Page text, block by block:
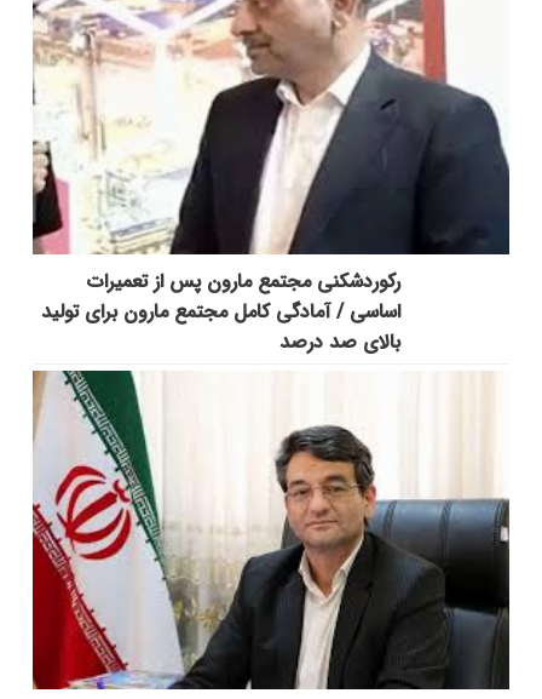
رکوردشکنی مجتمع مارون پس از تعمیرات
اساسی / آمادگی کامل مجتمع مارون برای تولید
بالای صد درصد